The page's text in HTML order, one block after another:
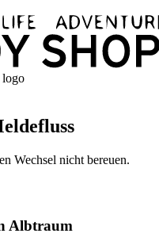
Wechsel nicht bereuen.
Albtraum